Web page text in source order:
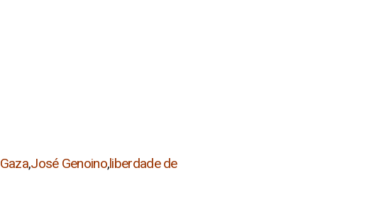
Gaza,José Genoino,liberdade de